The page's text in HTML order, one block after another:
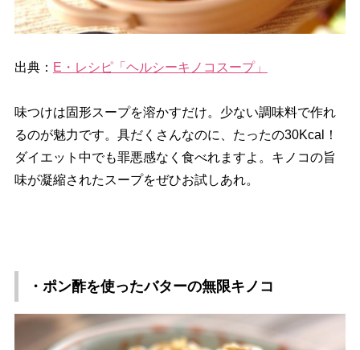
出典： E・レシピ「ヘルシーキノコスープ」
味つけは固形スープを溶かすだけ。少ない調味料で作れ
るのが魅力です。具だくさんなのに、たったの30Kcal！
ダイエット中でも罪悪感なく食べれますよ。キノコの旨
味が凝縮されたスープをぜひお試しあれ。
・ポン酢を使ったバターの無限キノコ